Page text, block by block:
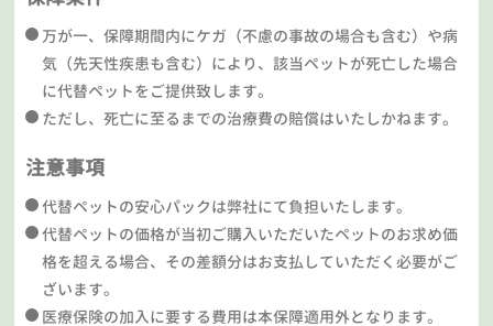
万が一、保障期間内にケガ（不慮の事故の場合も含む）や病
気（先天性疾患も含む）により、該当ペットが死亡した場合
に代替ペットをご提供致します。
ただし、死亡に至るまでの治療費の賠償はいたしかねます。
注意事項
代替ペットの安心パックは弊社にて負担いたします。
代替ペットの価格が当初ご購入いただいたペットのお求め価
格を超える場合、その差額分はお支払していただく必要がご
ざいます。
医療保険の加入に要する費用は本保障適用外となります。